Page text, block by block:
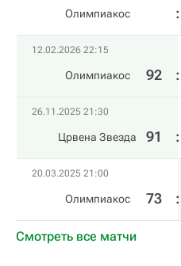
Олимпиакос
12.02.2026 22:15
Олимпиакос 92 :
26.11.2025 21:30
Црвена Звезда 91 :
20.03.2025 21:00
Олимпиакос 73 :
Смотреть все матчи